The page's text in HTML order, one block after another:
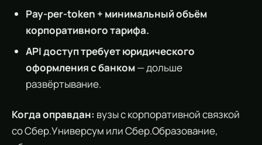
Pay-per-token + минимальный объём
корпоративного тарифа.
API доступ требует юридического
оформления с банком— дольше
развёртывание.
Когда оправдан: вузы с корпоративной связкой
со Сбер.Универсум или Сбер.Образование,